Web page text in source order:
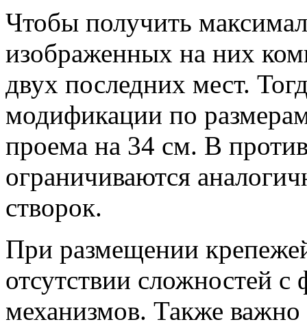
Чтобы получить
изображенных на них
двух последних мест.
модификации по
проема на 34 см. В
ограничиваются
створок.
При размещении
отсутствии сложностей
механизмов. Также важно